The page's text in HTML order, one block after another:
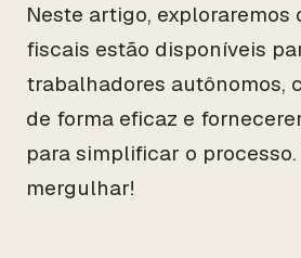
Neste artigo, exploraremos
fiscais estão disponíveis
trabalhadores autônomos,
de forma eficaz e
para simplificar o processo.
mergulhar!